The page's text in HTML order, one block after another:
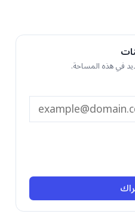
في هذه المساحة.